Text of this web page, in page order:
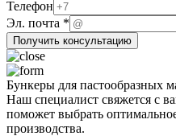
Название
компании
почта
Телефон
Эл. почта *
Получить консультацию
Бункеры для пастообразных
Наш специалист свяжется с
поможет выбрать
производства.